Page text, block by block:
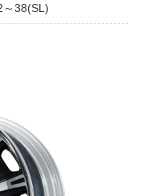
38(SL)